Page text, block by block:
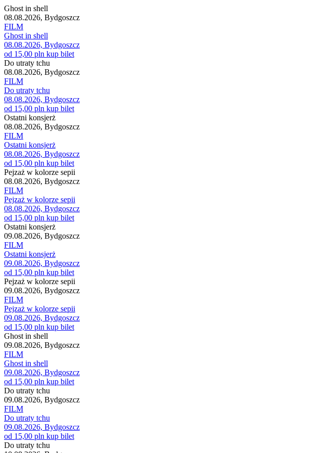
Ghost in shell
08.08.2026, Bydgoszcz
FILM
Ghost in shell
08.08.2026, Bydgoszcz
od 15,00 pln kup bilet
Do utraty tchu
08.08.2026, Bydgoszcz
FILM
Do utraty tchu
08.08.2026, Bydgoszcz
od 15,00 pln kup bilet
Ostatni konsjerż
08.08.2026, Bydgoszcz
FILM
Ostatni konsjerż
08.08.2026, Bydgoszcz
od 15,00 pln kup bilet
Pejzaż w kolorze sepii
08.08.2026, Bydgoszcz
FILM
Pejzaż w kolorze sepii
08.08.2026, Bydgoszcz
od 15,00 pln kup bilet
Ostatni konsjerż
09.08.2026, Bydgoszcz
FILM
Ostatni konsjerż
09.08.2026, Bydgoszcz
od 15,00 pln kup bilet
Pejzaż w kolorze sepii
09.08.2026, Bydgoszcz
FILM
Pejzaż w kolorze sepii
09.08.2026, Bydgoszcz
od 15,00 pln kup bilet
Ghost in shell
09.08.2026, Bydgoszcz
FILM
Ghost in shell
09.08.2026, Bydgoszcz
od 15,00 pln kup bilet
Do utraty tchu
09.08.2026, Bydgoszcz
FILM
Do utraty tchu
09.08.2026, Bydgoszcz
od 15,00 pln kup bilet
Do utraty tchu